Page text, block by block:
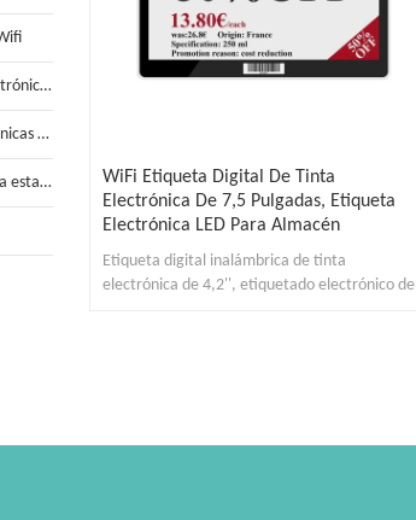
WiFi Etiqueta Digital De Tinta
Electrónica De 7,5 Pulgadas, Etiqueta
Electrónica LED Para Almacén
Etiqueta digital inalámbrica de tinta
electrónica de 4,2'', etiquetado electrónico de